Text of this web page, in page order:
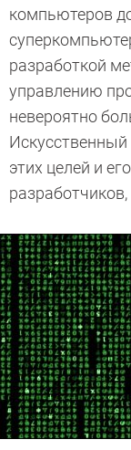
компьютеров
разработкой
управлению
невероятно
Искусственный
этих целей и